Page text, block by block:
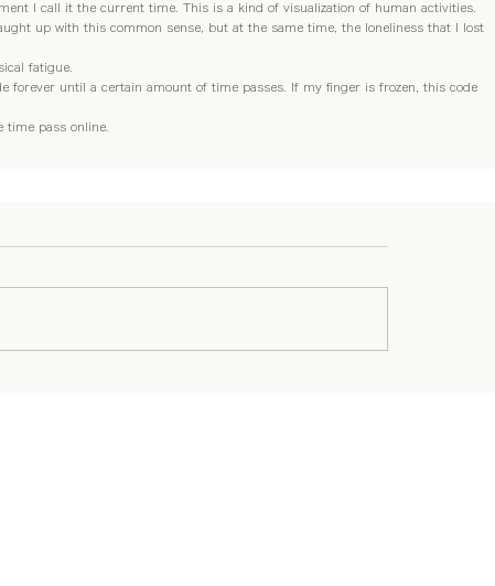
I call it the current time. This is a kind of visualization of human activities.
up with this common sense, but at the same time, the loneliness that I lost
fatigue.
forever until a certain amount of time passes. If my finger is frozen, this code
time pass online.